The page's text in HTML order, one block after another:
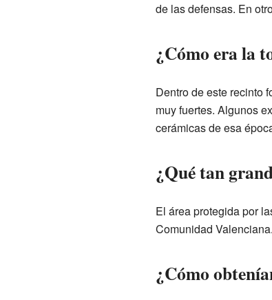
de las defensas. En
¿Cómo era la
Dentro de este recinto
muy fuertes. Algunos
cerámicas de esa
¿Qué tan
El área protegida por
Comunidad
¿Cómo